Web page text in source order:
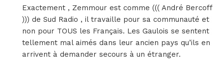
Exactement , Zemmour est comme ((( André Bercoff
))) de Sud Radio , il travaille pour sa communauté et
non pour TOUS les Français. Les Gaulois se sentent
tellement mal aimés dans leur ancien pays qu’ils en
arrivent à demander secours à un étranger.